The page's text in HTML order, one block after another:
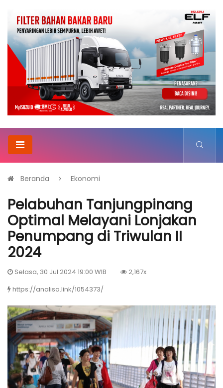
Beranda Ekonomi
Pelabuhan Tanjungpinang
Optimal Melayani Lonjakan
Penumpang di Triwulan II
2024
Selasa, 30 Jul 2024 19:00 WIB
2,167x
https://analisa.link/1054373/